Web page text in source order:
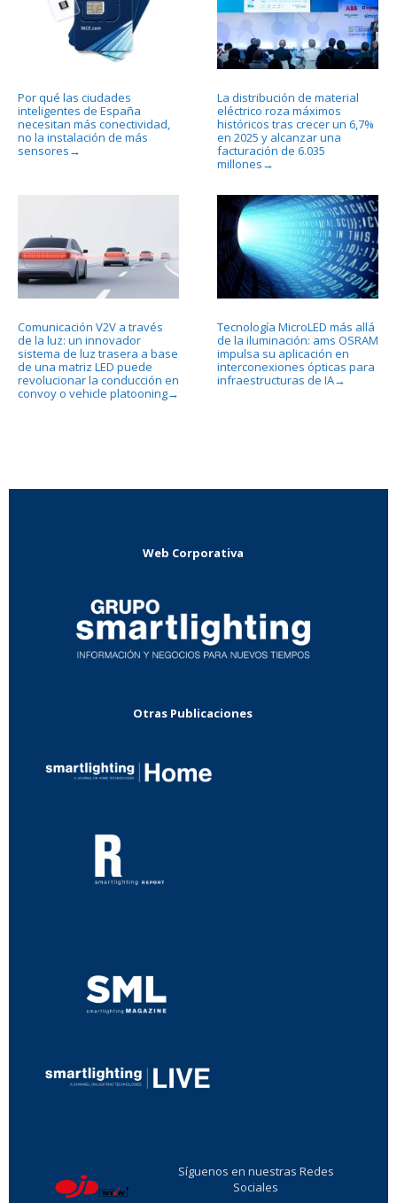
Por qué las ciudades
inteligentes de España
necesitan más conectividad,
no la instalación de más
sensores →
La distribución de material
eléctrico roza máximos
históricos tras crecer un 6,7%
en 2025 y alcanzar una
facturación de 6.035
millones →
Comunicación V2V a través
de la luz: un innovador
sistema de luz trasera a base
de una matriz LED puede
revolucionar la conducción en
convoy o vehicle platooning→
Tecnología MicroLED más allá
de la iluminación: ams OSRAM
impulsa su aplicación en
interconexiones ópticas para
infraestructuras de IA→
Web Corporativa
Otras Publicaciones
Síguenos en nuestras Redes
Sociales